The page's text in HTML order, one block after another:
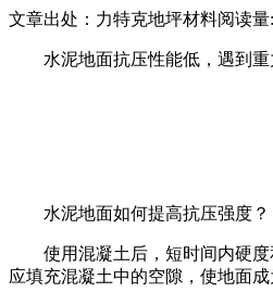
文章出处：力特克地坪材料阅读量
水泥地面抗压性能低，遇到
水泥地面如何提高抗压强度？
使用混凝土后，短时间内硬
应填充混凝土中的空隙，使地面